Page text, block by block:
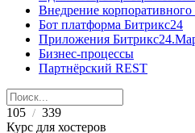
Внедрение корпоративного
Бот платформа Битрикс24
Приложения
Бизнес-процессы
Партнёрский REST
105 / 339
Курс для хостеров